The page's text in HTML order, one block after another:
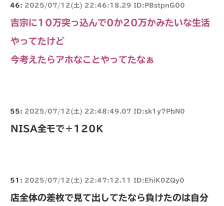
46: 2025/07/12(土) 22:46:18.29 ID:PBstpnG00
吉宗に10万突っ込んで0か20万かみたいな生活
やってたけど
今考えたらアホなことやってたなぁ
55: 2025/07/12(土) 22:48:49.07 ID:sk1y7PbN0
NISA全モで＋120K
51: 2025/07/12(土) 22:47:12.11 ID:EhiK0ZQy0
店全体の差枚で見て出してたなら負けたのは自分